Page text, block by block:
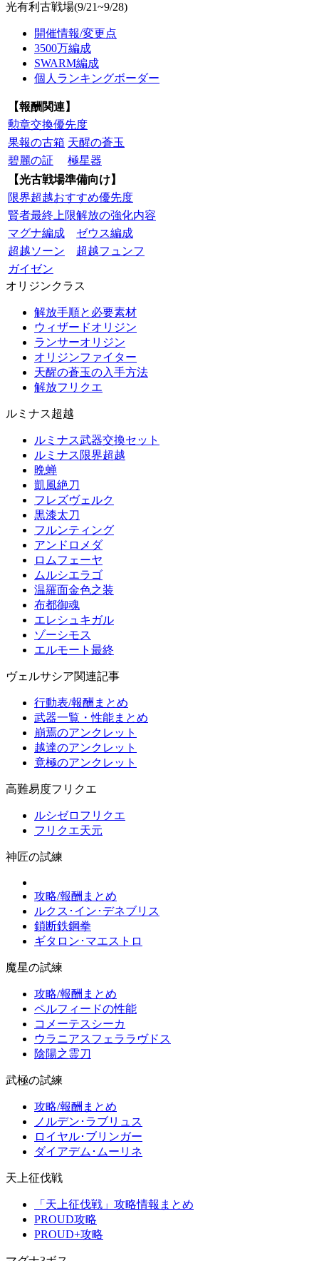
光有利古戦場(9/21~9/28)
開催情報/変更点
3500万編成
SWARM編成
個人ランキングボーダー
【報酬関連】
勲章交換優先度
果報の古箱 天醒の蒼玉
碧麗の証
極星器
【光古戦場準備向け】
限界超越おすすめ優先度
賢者最終上限解放の強化内容
マグナ編成
ゼウス編成
超越ソーン
超越フュンフ
ガイゼン
オリジンクラス
解放手順と必要素材
ウィザードオリジン
ランサーオリジン
オリジンファイター
天醒の蒼玉の入手方法
解放フリクエ
ルミナス超越
ルミナス武器交換セット
ルミナス限界超越
晩蝉
凱風絶刀
フレズヴェルク
黒漆太刀
フルンティング
アンドロメダ
ロムフェーヤ
ムルシエラゴ
温羅面金色之装
布都御魂
エレシュキガル
ゾーシモス
エルモート最終
ヴェルサシア関連記事
行動表/報酬まとめ
武器一覧・性能まとめ
崩焉のアンクレット
越達のアンクレット
竟極のアンクレット
高難易度フリクエ
ルシゼロフリクエ
フリクエ天元
神匠の試練
攻略/報酬まとめ
ルクス･イン･デネブリス
鎖断鉄鋼拳
ギタロン･マエストロ
魔星の試練
攻略/報酬まとめ
ペルフィードの性能
コメーテスシーカ
ウラニアスフェララヴドス
陰陽之霊刀
武極の試練
攻略/報酬まとめ
ノルデン･ラブリュス
ロイヤル･ブリンガー
ダイアデム･ムーリネ
天上征伐戦
「天上征伐戦」攻略情報まとめ
PROUD攻略
PROUD+攻略